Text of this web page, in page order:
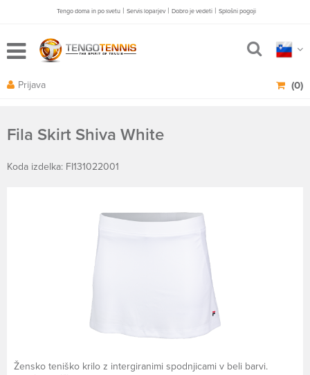
Tengo doma in po svetu | Servis loparjev | Dobro je vedeti | Splošni pogoji
(0)
Prijava
Fila Skirt Shiva White
Koda izdelka: FI131022001
Žensko teniško krilo z intergiranimi spodnjicami v beli barvi.